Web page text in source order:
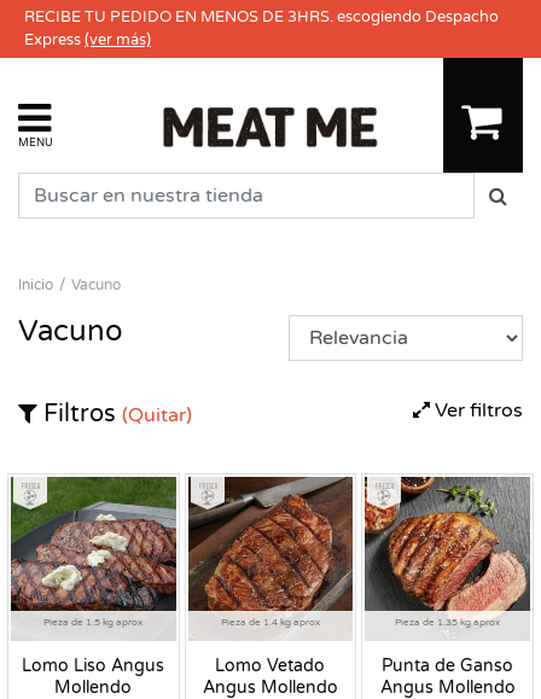
RECIBE TU PEDIDO EN MENOS DE 3HRS. escogiendo Despacho
Express(ver más)
MENU
Inicio Vacuno
Vacuno
Ver filtros
Filtros (Quitar)
Pieza de 1.5 kg aprox
Lomo Liso Angus
Mollendo
Fresco
Pieza de 1.4 kg aprox
Lomo Vetado
Angus Mollendo
Fresco
Pieza de 1.35 kg aprox
Punta de Ganso
Angus Mollendo
Fresco